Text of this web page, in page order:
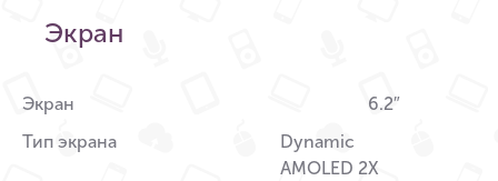
Экран
Экран
6.2″
Тип экрана
Dynamic
AMOLED 2X